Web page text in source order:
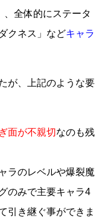
、全体的にステータ
クネス」などキャラ
が、上記のような要
面が不親切なのも残
ラのレベルや爆裂魔
のみで主要キャラ4
引き継ぐ事ができま